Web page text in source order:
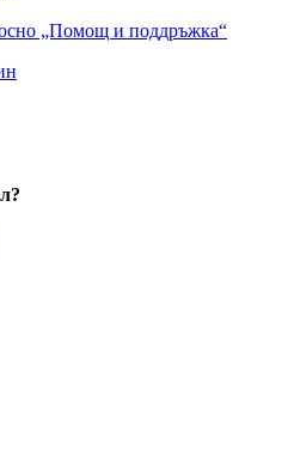
„Помощ и поддръжка“